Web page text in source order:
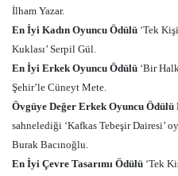
İlham Yazar.
En İyi Kadın Oyuncu Ödülü ‘Tek
Kuklası’ Serpil Gül.
En İyi Erkek Oyuncu Ödülü ‘Bir
Şehir’le Cüneyt Mete.
Övgüye Değer Erkek Oyuncu Ödülü
sahnelediği ‘Kafkas Tebeşir Dairesi’
Burak Bacınoğlu.
En İyi Çevre Tasarımı Ödülü ‘Tek